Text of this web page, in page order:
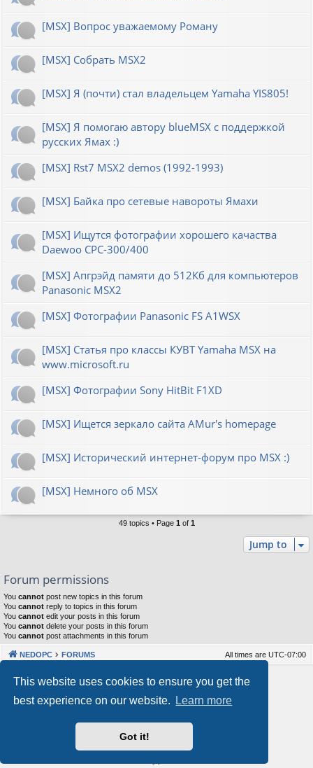
This website uses cookies to ensure you get the
best experience on our website.
Learn more
Got it!
[MSX] Вопрос уважаемому Роману
[MSX] Собрать MSX2
[MSX] Я (почти) стал владельцем Yamaha YIS805!
[MSX] Я помогаю автору blueMSX с поддержкой
русских Ямах :)
[MSX] Rst7 MSX2 demos (1992-1993)
[MSX] Байка про сетевые навороты Ямахи
[MSX] Ищутся фотографии хорошего качаства
Daewoo CPC-300/400
[MSX] Апгрэйд памяти до 512Кб для компьютеров
Panasonic MSX2
[MSX] Фотографии Panasonic FS A1WSX
[MSX] Статья про классы КУВТ Yamaha MSX на
www.microsoft.ru
[MSX] Фотографии Sony HitBit F1XD
[MSX] Ищется зеркало сайта AMur's homepage
[MSX] Исторический интернет-форум про MSX :)
[MSX] Немного об MSX
49 topics • Page 1 of 1
Jump to
Forum permissions
You cannot post new topics in this forum
You cannot reply to topics in this forum
You cannot edit your posts in this forum
You cannot delete your posts in this forum
You cannot post attachments in this forum
NEDOPC FORUMS All times are UTC-07:00
Powered byphpBB® Forum Software © phpBB Limited
Our VPS Hosting By RimuHosting
This server is located in London data center
Server admin:mastodon.social/@Shaos